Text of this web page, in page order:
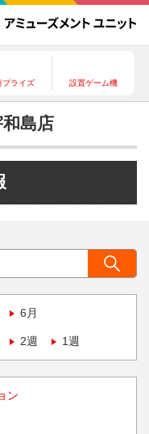
プライズ 設置ゲーム機
島店
6月
2週 1週
ン